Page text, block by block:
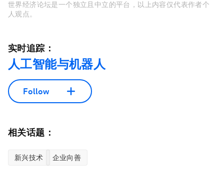
世界经济论坛是一个独立且中立的平台，以上内容仅代表作者个
人观点。
实时追踪：
人工智能与机器人
Follow
相关话题：
新兴技术 企业向善